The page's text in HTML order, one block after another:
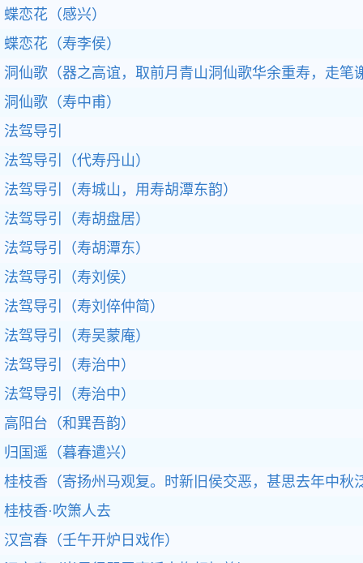
蝶恋花（感兴）
蝶恋花（寿李侯）
洞仙歌（器之高谊，取前月青山洞仙歌华余重寿，走笔
洞仙歌（寿中甫）
法驾导引
法驾导引（代寿丹山）
法驾导引（寿城山，用寿胡潭东韵）
法驾导引（寿胡盘居）
法驾导引（寿胡潭东）
法驾导引（寿刘侯）
法驾导引（寿刘倅仲简）
法驾导引（寿吴蒙庵）
法驾导引（寿治中）
法驾导引（寿治中）
高阳台（和巽吾韵）
归国遥（暮春遣兴）
桂枝香（寄扬州马观复。时新旧侯交恶，甚思去年中秋
桂枝香·吹箫人去
汉宫春（壬午开炉日戏作）